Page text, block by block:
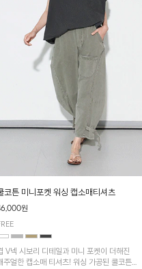
코튼 미니포켓 워싱 캡소매티셔츠
원
V넥 시보리 디테일과 미니 포켓이 더해진
주얼한 캡소매 티셔츠! 워싱 가공된 쿨코튼